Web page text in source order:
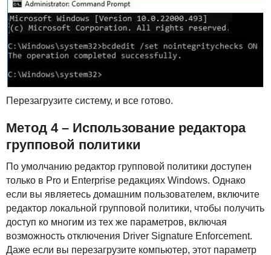
Перезагрузите систему, и все готово.
Метод 4 – Использование редактора
групповой политики
По умолчанию редактор групповой политики доступен
только в Pro и Enterprise редакциях Windows. Однако
если вы являетесь домашним пользователем, включите
редактор локальной групповой политики, чтобы получить
доступ ко многим из тех же параметров, включая
возможность отключения Driver Signature Enforcement.
Даже если вы перезагрузите компьютер, этот параметр